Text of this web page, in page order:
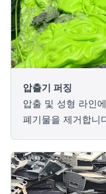
압출기 퍼징
압출 및 성형 라인
폐기물을 제거합니